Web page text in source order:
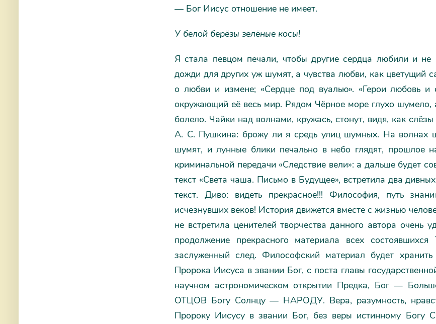
— Бог Иисус отношение не имеет.
У белой берёзы зелёные косы!
Я стала певцом печали, чтобы другие сердца любили и
дожди для других уж шумят, а чувства любви, как цветущий
о любви и измене; «Сердце под вуалью». «Герои любовь и
окружающий её весь мир. Рядом Чёрное море глухо
болело. Чайки над волнами, кружась, стонут, видя, как
А. С. Пушкина: брожу ли я средь улиц шумных. На волнах
шумят, и лунные блики печально в небо глядят, прошлое
криминальной передачи «Следствие вели»: а дальше будет
текст «Света чаша. Письмо в Будущее», встретила два
текст. Диво: видеть прекрасное!!! Философия, путь
исчезнувших веков! История движется вместе с жизнью
не встретила ценителей творчества данного автора очень
продолжение прекрасного материала всех
заслуженный след. Философский материал будет
Пророка Иисуса в звании Бог, с поста главы
научном астрономическом открытии Предка, Бог —
ОТЦОВ Богу Солнцу — НАРОДУ. Вера, разумность,
Пророку Иисусу в звании Бог, без веры истинному Богу